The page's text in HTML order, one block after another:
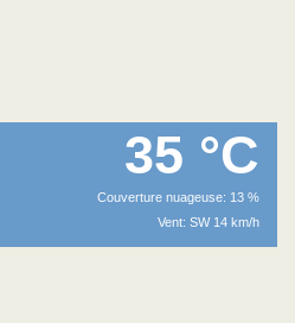
35 °C
Couverture nuageuse: 13 %
Vent: SW 14 km/h